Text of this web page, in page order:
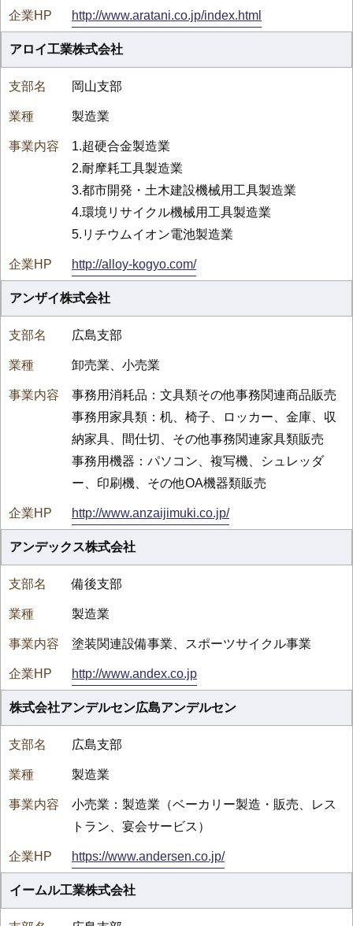
http://www.aratani.co.jp/index.html
アロイ工業株式会社
岡山支部
製造業
1.超硬合金製造業
2.耐摩耗工具製造業
3.都市開発・土木建設機械用工具製造業
4.環境リサイクル機械用工具製造業
5.リチウムイオン電池製造業
http://alloy-kogyo.com/
アンザイ株式会社
広島支部
卸売業、小売業
事務用消耗品：文具類その他事務関連商品販売
事務用家具類：机、椅子、ロッカー、金庫、収
納家具、間仕切、その他事務関連家具類販売
事務用機器：パソコン、複写機、シュレッダ
ー、印刷機、その他OA機器類販売
http://www.anzaijimuki.co.jp/
アンデックス株式会社
備後支部
製造業
塗装関連設備事業、スポーツサイクル事業
http://www.andex.co.jp
株式会社アンデルセン広島アンデルセン
広島支部
製造業
小売業：製造業（ベーカリー製造・販売、レス
トラン、宴会サービス）
https://www.andersen.co.jp/
イームル工業株式会社